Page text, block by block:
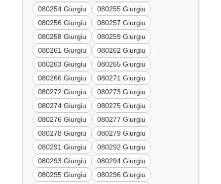
080254 Giurgiu
080255 Giurgiu
080256 Giurgiu
080257 Giurgiu
080258 Giurgiu
080259 Giurgiu
080261 Giurgiu
080262 Giurgiu
080263 Giurgiu
080265 Giurgiu
080266 Giurgiu
080271 Giurgiu
080272 Giurgiu
080273 Giurgiu
080274 Giurgiu
080275 Giurgiu
080276 Giurgiu
080277 Giurgiu
080278 Giurgiu
080279 Giurgiu
080291 Giurgiu
080292 Giurgiu
080293 Giurgiu
080294 Giurgiu
080295 Giurgiu
080296 Giurgiu